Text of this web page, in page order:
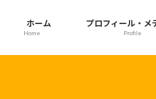
ホーム
Home
プロフィール・メ
Profile